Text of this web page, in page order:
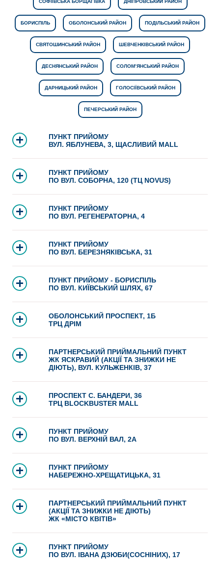
СОФІЇВСЬКА БОРЩАГІВКА ДНІПРОВСЬКИЙ РАЙОН
БОРИСПІЛЬ ОБОЛОНСЬКИЙ РАЙОН ПОДІЛЬСЬКИЙ РАЙОН
СВЯТОШИНСЬКИЙ РАЙОН ШЕВЧЕНКІВСЬКИЙ РАЙОН
ДЕСНЯНСЬКИЙ РАЙОН СОЛОМ’ЯНСЬКИЙ РАЙОН
ДАРНИЦЬКИЙ РАЙОН ГОЛОСІЇВСЬКИЙ РАЙОН
ПЕЧЕРСЬКИЙ РАЙОН
ПУНКТ ПРИЙОМУ
ВУЛ. ЯБЛУНЕВА, 3, ЩАСЛИВИЙ MALL
ПУНКТ ПРИЙОМУ
ПО ВУЛ. СОБОРНА, 120 (ТЦ NOVUS)
ПУНКТ ПРИЙОМУ
ПО ВУЛ. РЕГЕНЕРАТОРНА, 4
ПУНКТ ПРИЙОМУ
ПО ВУЛ. БЕРЕЗНЯКІВСЬКА, 31
ПУНКТ ПРИЙОМУ - БОРИСПІЛЬ
ПО ВУЛ. КИЇВСЬКИЙ ШЛЯХ, 67
ОБОЛОНСЬКИЙ ПРОСПЕКТ, 1Б
ТРЦ ДРІМ
ПАРТНЕРСЬКИЙ ПРИЙМАЛЬНИЙ ПУНКТ
ЖК ЯСКРАВИЙ (АКЦІЇ ТА ЗНИЖКИ НЕ
ДІЮТЬ), ВУЛ. КУЛЬЖЕНКІВ, 37
ПРОСПЕКТ С. БАНДЕРИ, 36
ТРЦ BLOCKBUSTER MALL
ПУНКТ ПРИЙОМУ
ПО ВУЛ. ВЕРХНІЙ ВАЛ, 2А
ПУНКТ ПРИЙОМУ
НАБЕРЕЖНО-ХРЕЩАТИЦЬКА, 31
ПАРТНЕРСЬКИЙ ПРИЙМАЛЬНИЙ ПУНКТ
(АКЦІЇ ТА ЗНИЖКИ НЕ ДІЮТЬ)
ЖК «МІСТО КВІТІВ»
ПУНКТ ПРИЙОМУ
ПО ВУЛ. ІВАНА ДЗЮБИ(СОСНІНИХ), 17